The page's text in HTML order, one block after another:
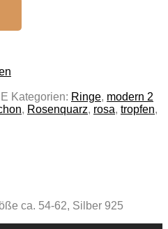
Kategorien: Ringe, modern 2
, Rosenquarz, rosa, tropfen,
ca. 54-62, Silber 925